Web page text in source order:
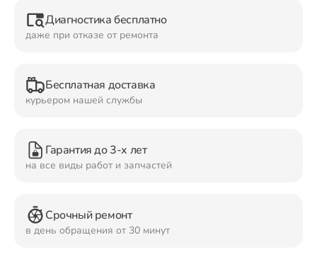
Диагностика бесплатно
даже при отказе от ремонта
Бесплатная доставка
курьером нашей службы
Гарантия до 3-х лет
на все виды работ и запчастей
Срочный ремонт
в день обращения от 30 минут